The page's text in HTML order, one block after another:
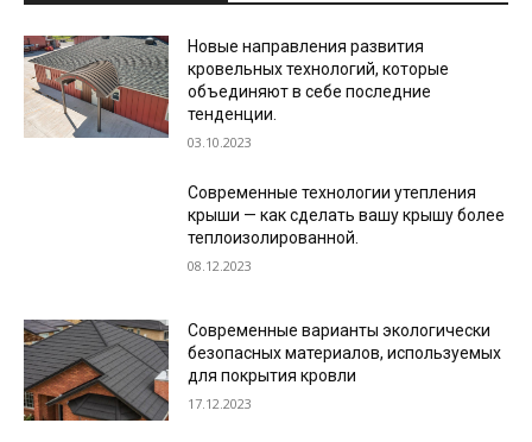
Новые направления развития
кровельных технологий, которые
объединяют в себе последние
тенденции.
03.10.2023
Современные технологии утепления
крыши — как сделать вашу крышу более
теплоизолированной.
08.12.2023
Современные варианты экологически
безопасных материалов, используемых
для покрытия кровли
17.12.2023